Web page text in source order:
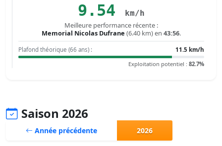
9.54 km/h
Meilleure performance récente :
Memorial Nicolas Dufrane (6.40 km) en 43:56.
Plafond théorique (66 ans) :
11.5 km/h
Exploitation potentiel : 82.7%
Saison 2026
Année précédente 2026